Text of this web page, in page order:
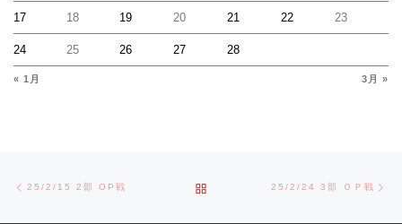
« 1月 3月 »
17 18 19 20 21 22 23
24 25 26 27 28
Post navigation
25/2/15 2部 OP戦 BACK TO POST LIST
25/2/24 3部 ＯＰ戦